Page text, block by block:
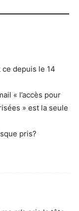
ce depuis le 14
« l’accès pour
» est la seule
pris?